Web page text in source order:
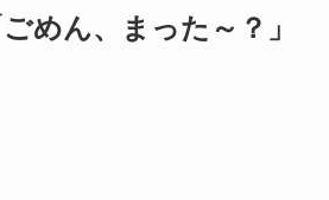
めん、まった～？」